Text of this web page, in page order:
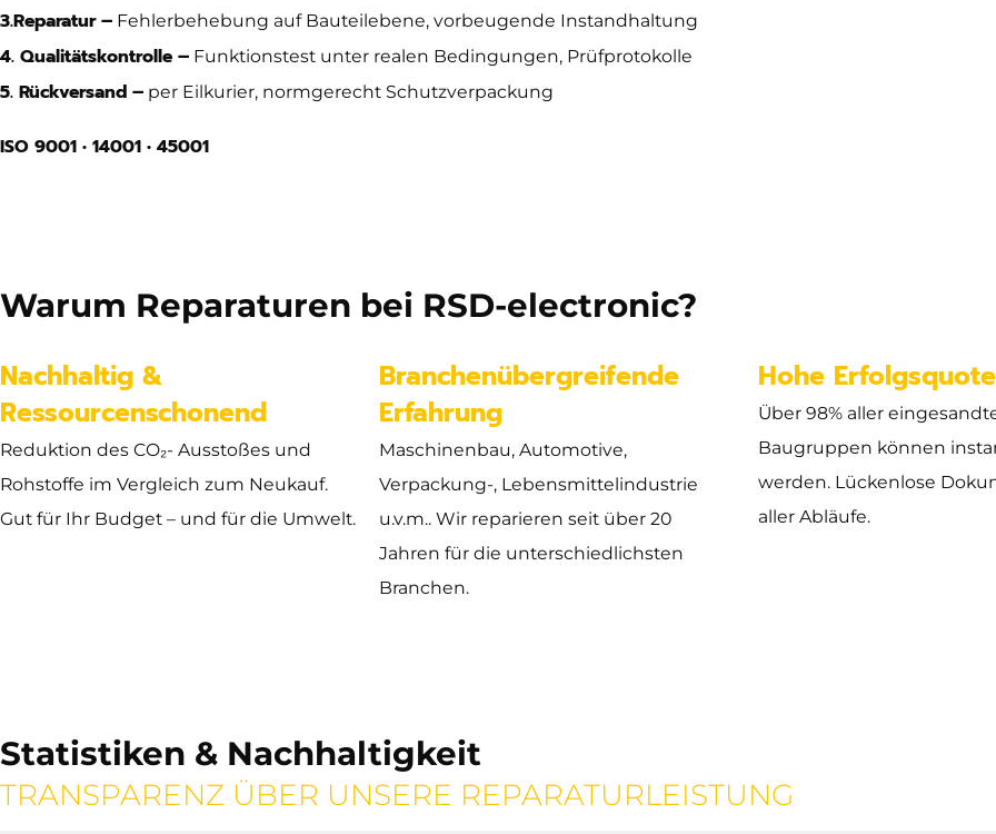
3.Reparatur – Fehlerbehebung auf Bauteilebene, vorbeugende Instandhaltung
4. Qualitätskontrolle – Funktionstest unter realen Bedingungen, Prüfprotokolle
5. Rückversand – per Eilkurier, normgerecht Schutzverpackung
ISO 9001 • 14001 • 45001
Warum Reparaturen bei RSD-electronic?
Nachhaltig &
Ressourcenschonend
Reduktion des CO₂- Ausstoßes und
Rohstoffe im Vergleich zum Neukauf.
Gut für Ihr Budget – und für die Umwelt.
Branchenübergreifende
Erfahrung
Maschinenbau, Automotive,
Verpackung-, Lebensmittelindustrie
u.v.m.. Wir reparieren seit über 20
Jahren für die unterschiedlichsten
Branchen.
Hohe Erfolgsquote
Über 98% aller
Baugruppen können
werden. Lückenlose
aller Abläufe.
Statistiken & Nachhaltigkeit
TRANSPARENZ ÜBER UNSERE REPARATURLEISTUNG